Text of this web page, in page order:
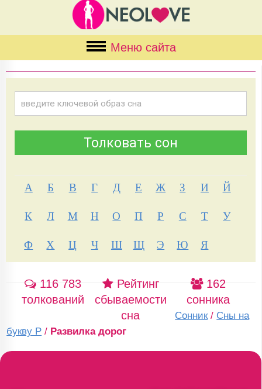
Меню сайта
А Б В Г Д Е Ж З И
Й
К
Л М Н О П Р С Т
У
Ф
Х Ц Ч Ш Щ Э Ю Я
116 783
толкований
Рейтинг
сбываемости
сна
162
сонника
Сонник / Сны на
букву Р / Развилка дорог